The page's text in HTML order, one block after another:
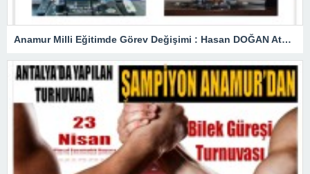
Anamur Milli Eğitimde Görev Değişimi : Hasan DOĞAN Atandı